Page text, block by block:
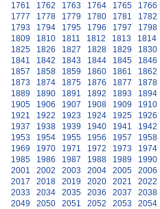
1761
1762 1763 1764 1765 1766
1777
1778 1779 1780 1781 1782
1793
1794 1795 1796 1797 1798
1809
1810 1811 1812 1813 1814
1825
1826 1827 1828 1829 1830
1841
1842 1843 1844 1845 1846
1857
1858 1859 1860 1861 1862
1873
1874 1875 1876 1877 1878
1889
1890 1891 1892 1893 1894
1905
1906 1907 1908 1909 1910
1921
1922 1923 1924 1925 1926
1937
1938 1939 1940 1941 1942
1953
1954 1955 1956 1957 1958
1969
1970 1971 1972 1973 1974
1985
1986 1987 1988 1989 1990
2001
2002 2003 2004 2005 2006
2017
2018 2019 2020 2021 2022
2033
2034 2035 2036 2037 2038
2049
2050 2051 2052 2053 2054